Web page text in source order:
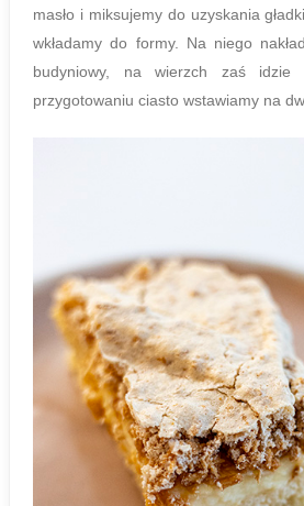
masło i miksujemy do uzyskania
wkładamy do formy. Na niego
budyniowy, na wierzch zaś idzie
przygotowaniu ciasto wstawiamy na